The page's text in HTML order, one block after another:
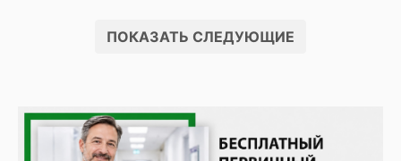
ПОКАЗАТЬ СЛЕДУЮЩИЕ